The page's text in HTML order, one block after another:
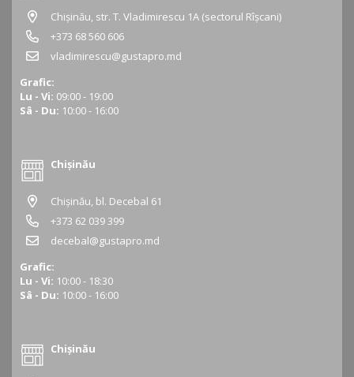
Chișinău, str. T. Vladimirescu 1A (sectorul Rîșcani)
+373 68 560 606
vladimirescu@gustapro.md
Grafic:
Lu - Vi: 09:00 - 19:00
Sâ - Du: 10:00 - 16:00
Chișinău
Chișinău, bl. Decebal 61
+373 62 039 399
decebal@gustapro.md
Grafic:
Lu - Vi: 10:00 - 18:30
Sâ - Du: 10:00 - 16:00
Chișinău